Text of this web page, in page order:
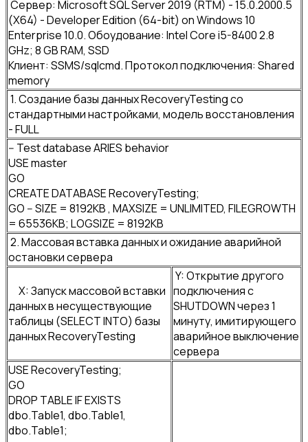
Сервер: Microsoft SQL Server 2019 (RTM) - 15.0.2000.5
(X64) - Developer Edition (64-bit) on Windows 10
Enterprise 10.0. Обоудование: Intel Core i5-8400 2.8
GHz; 8 GB RAM, SSD
Клиент: SSMS/sqlcmd. Протокол подключения: Shared
memory
1. Создание базы данных RecoveryTesting со
стандартными настройками, модель восстановления
- FULL
-- Test database ARIES behavior
USE master
GO
CREATE DATABASE RecoveryTesting;
GO -- SIZE = 8192KB , MAXSIZE = UNLIMITED, FILEGROWTH
= 65536KB; LOGSIZE = 8192KB
2. Массовая вставка данных и ожидание аварийной
остановки сервера
X: Запуск массовой вставки
данных в несуществующие
таблицы (SELECT INTO) базы
данных RecoveryTesting
Y: Открытие другого
подключения с
SHUTDOWN через 1
минуту, имитирующего
аварийное выключение
сервера
USE RecoveryTesting;
GO
DROP TABLE IF EXISTS
dbo.Table1, dbo.Table1,
dbo.Table1;